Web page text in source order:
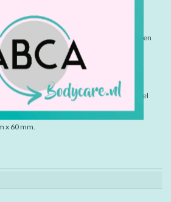
helpen jonge kinderen om de
op een veilige manier te ontdekken.
8 onderdelen en 24 opdrachtkaarten, en
18 maanden.
verschillen van elkaar en bestaan uit:
met geluid, figuren met twee gezichten
is er geen sprake van verveling, maar wel
ontdekkingsplezier!
x 60 mm.